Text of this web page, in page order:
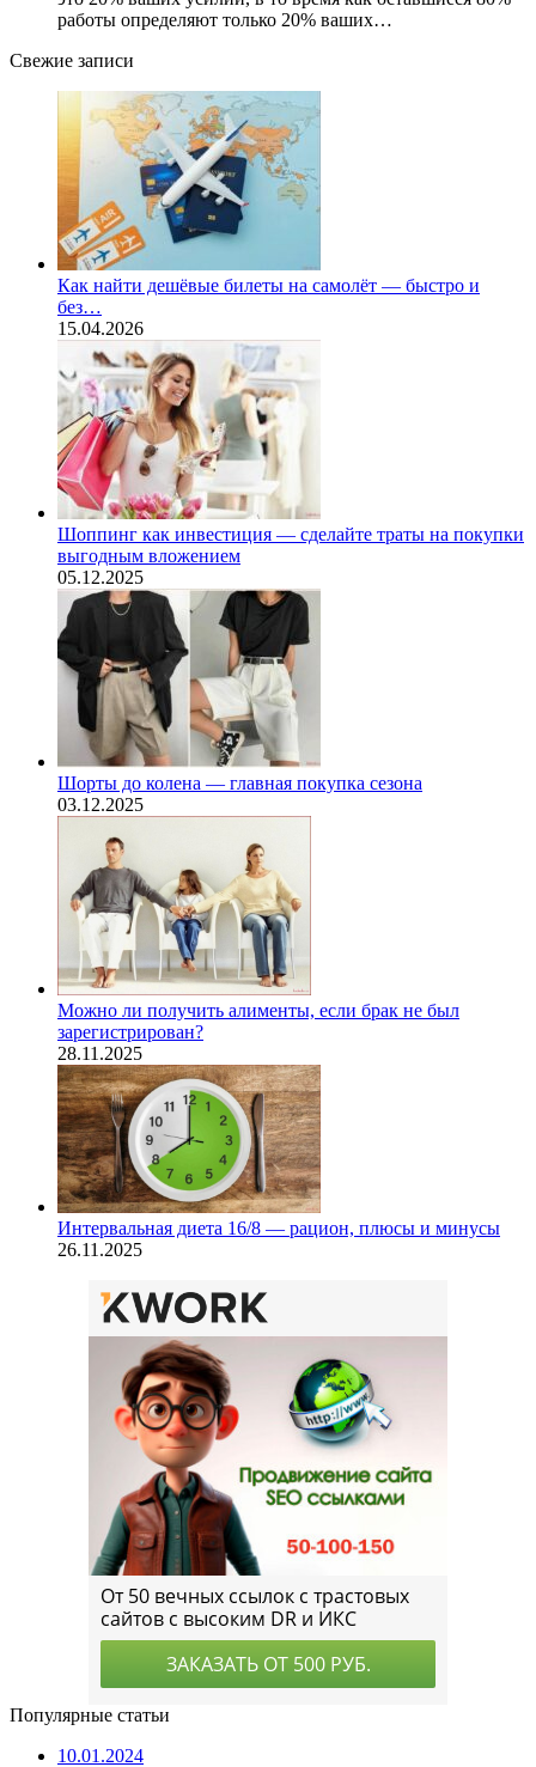
работы определяют только 20% ваших…
Свежие записи
Как найти дешёвые билеты на самолёт — быстро и
без…
15.04.2026
Шоппинг как инвестиция — сделайте траты на покупки
выгодным вложением
05.12.2025
Шорты до колена — главная покупка сезона
03.12.2025
Можно ли получить алименты, если брак не был
зарегистрирован?
28.11.2025
Интервальная диета 16/8 — рацион, плюсы и минусы
26.11.2025
Популярные статьи
10.01.2024